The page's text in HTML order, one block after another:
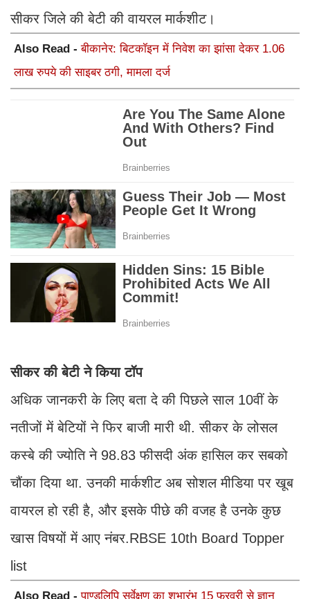
सीकर जिले की बेटी की वायरल मार्कशीट।
Also Read -बीकानेर: बिटकॉइन में निवेश का झांसा देकर 1.06
लाख रुपये की साइबर ठगी, मामला दर्ज
सीकर की बेटी ने किया टॉप
अधिक जानकरी के लिए बता दे की पिछले साल 10वीं के
नतीजों में बेटियों ने फिर बाजी मारी थी. सीकर के लोसल
कस्बे की ज्योति ने 98.83 फीसदी अंक हासिल कर सबको
चौंका दिया था. उनकी मार्कशीट अब सोशल मीडिया पर खूब
वायरल हो रही है, और इसके पीछे की वजह है उनके कुछ
खास विषयों में आए नंबर.RBSE 10th Board Topper
list
Also Read -पाण्डुलिपि सर्वेक्षण का शुभारंभ 15 फरवरी से ज्ञान